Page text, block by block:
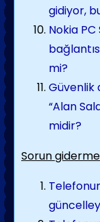
gidiyor,
Nokia PC
mi?
Güvenlik
“Alan
midir?
Sorun giderme